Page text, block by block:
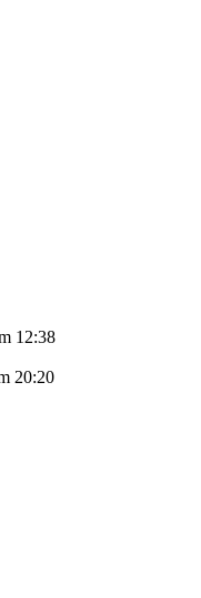
12:38
20:20